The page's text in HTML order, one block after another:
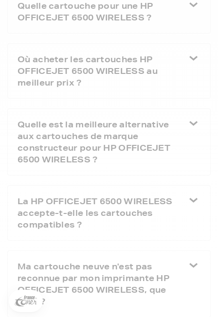
Quelle cartouche pour une HP
OFFICEJET 6500 WIRELESS ?
Où acheter les cartouches HP
OFFICEJET 6500 WIRELESS au
meilleur prix ?
Quelle est la meilleure alternative
aux cartouches de marque
constructeur pour HP OFFICEJET
6500 WIRELESS ?
La HP OFFICEJET 6500 WIRELESS
accepte-t-elle les cartouches
compatibles ?
Ma cartouche neuve n'est pas
reconnue par mon imprimante HP
OFFICEJET 6500 WIRELESS, que
faire ?
5 €
Inscrivez-vous à notre newsletter, suivez notre actualité et
bénéficiez immédiatementd’une remise de 5€sur votre 1ère
commande * !